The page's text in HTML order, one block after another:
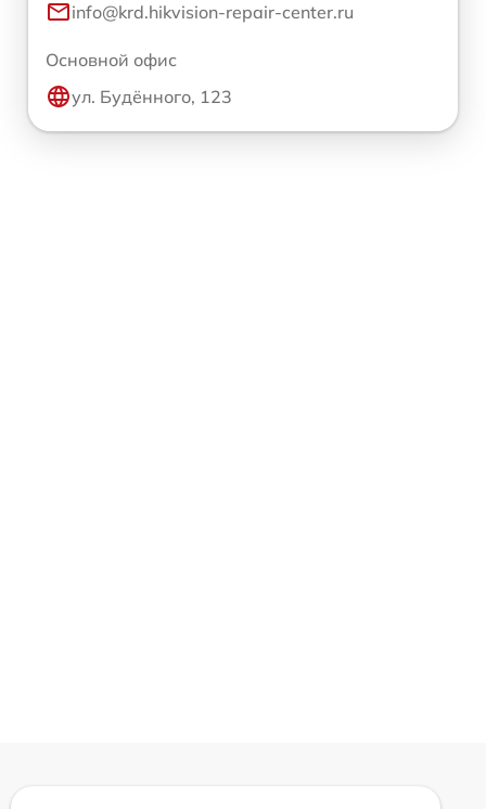
info@krd.hikvision-repair-center.ru
Основной офис
ул. Будённого, 123